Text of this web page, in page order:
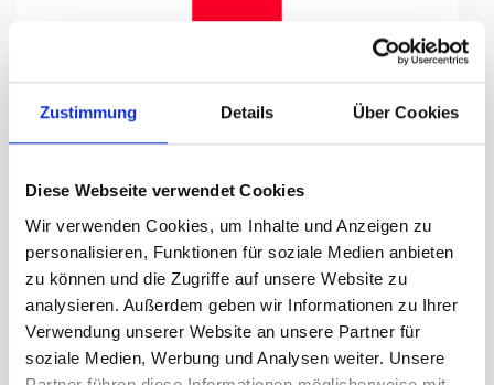
Zustimmung Details Über Cookies
Diese Webseite verwendet Cookies
Wir verwenden Cookies, um Inhalte und Anzeigen zu
personalisieren, Funktionen für soziale Medien anbieten
zu können und die Zugriffe auf unsere Website zu
analysieren. Außerdem geben wir Informationen zu Ihrer
Verwendung unserer Website an unsere Partner für
soziale Medien, Werbung und Analysen weiter. Unsere
Knatterfahne, Kanton bedruckt
Schwyz, 150 x 500 cm
347.65 CHF